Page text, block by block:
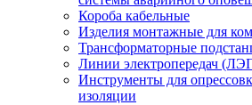
Короба кабельные
Изделия монтажные для
Трансформаторные
Линии электропередач
Инструменты для
изоляции